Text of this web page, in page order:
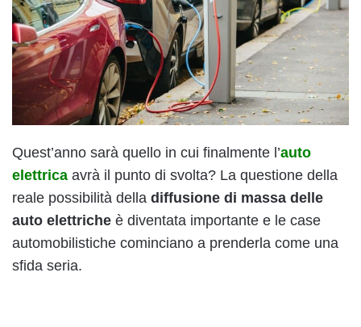
Quest’anno sarà quello in cui finalmente l’auto
elettrica avrà il punto di svolta? La questione della
reale possibilità della diffusione di massa delle
auto elettriche è diventata importante e le case
automobilistiche cominciano a prenderla come una
sfida seria.